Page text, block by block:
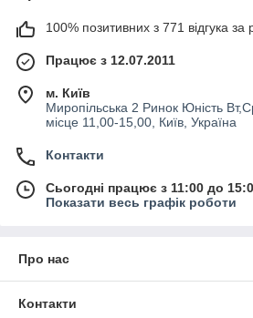
100% позитивних з 771 відгука за
Працює з 12.07.2011
м. Київ
Миропільська 2 Ринок Юність
місце 11,00-15,00, Київ, Україна
Контакти
Сьогодні працює з 11:00 до
Показати весь графік роботи
Про нас
Контакти